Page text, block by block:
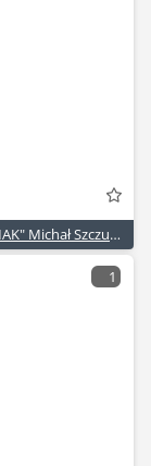
Zakład Produkcyjno-Handlowo-Usługowy "AWEMAK" Michał Szczuraszek
1